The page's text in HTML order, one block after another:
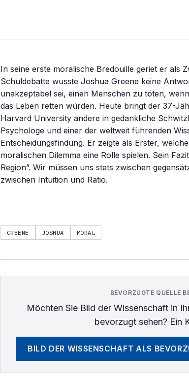
In seine erste moralische Bredouille geriet er als
Schuldebatte wusste Joshua Greene keine
unakzeptabel sei, einen Menschen zu töten,
das Leben retten würden. Heute bringt der 37-
Harvard University andere in gedankliche
Psychologe und einer der weltweit führenden
Entscheidungsfindung. Er zeigte als Erster,
moralischen Dilemma eine Rolle spielen. Sein
Region”. Wir müssen uns stets zwischen
zwischen Intuition und Ratio.
GREENE JOSHUA MORAL
BEVORZUGTE QUELLE
Möchten Sie Bild der Wissenschaftin
bevorzugt sehen? Ein
BILD DER WISSENSCHAFT ALS